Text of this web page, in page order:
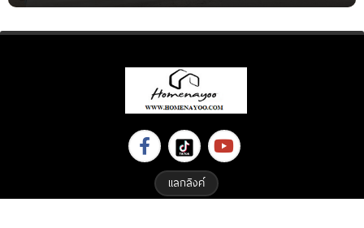
แลกลิงค์